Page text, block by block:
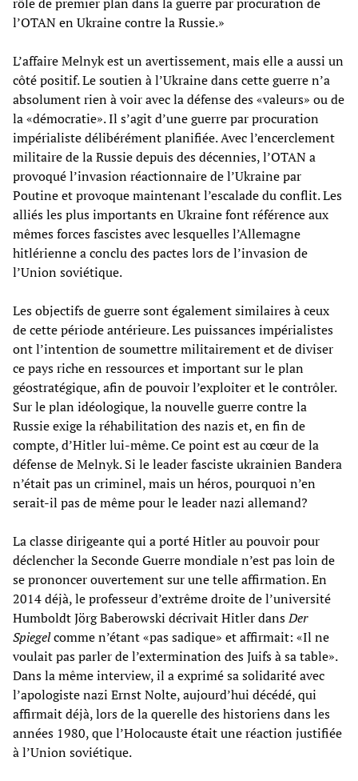
l’OTAN en Ukraine contre la Russie.»
L’affaire Melnyk est un avertissement, mais elle a aussi un
côté positif. Le soutien à l’Ukraine dans cette guerre n’a
absolument rien à voir avec la défense des «valeurs» ou de
la «démocratie». Il s’agit d’une guerre par procuration
impérialiste délibérément planifiée. Avec l’encerclement
militaire de la Russie depuis des décennies, l’OTAN a
provoqué l’invasion réactionnaire de l’Ukraine par
Poutine et provoque maintenant l’escalade du conflit. Les
alliés les plus importants en Ukraine font référence aux
mêmes forces fascistes avec lesquelles l’Allemagne
hitlérienne a conclu des pactes lors de l’invasion de
l’Union soviétique.
Les objectifs de guerre sont également similaires à ceux
de cette période antérieure. Les puissances impérialistes
ont l’intention de soumettre militairement et de diviser
ce pays riche en ressources et important sur le plan
géostratégique, afin de pouvoir l’exploiter et le contrôler.
Sur le plan idéologique, la nouvelle guerre contre la
Russie exige la réhabilitation des nazis et, en fin de
compte, d’Hitler lui-même. Ce point est au cœur de la
défense de Melnyk. Si le leader fasciste ukrainien Bandera
n’était pas un criminel, mais un héros, pourquoi n’en
serait-il pas de même pour le leader nazi allemand?
La classe dirigeante qui a porté Hitler au pouvoir pour
déclencher la Seconde Guerre mondiale n’est pas loin de
se prononcer ouvertement sur une telle affirmation. En
2014 déjà, le professeur d’extrême droite de l’université
Humboldt Jörg Baberowski décrivait Hitler dansDer
Spiegelcomme n’étant «pas sadique» et affirmait: «Il ne
voulait pas parler de l’extermination des Juifs à sa table».
Dans la même interview, il a exprimé sa solidarité avec
l’apologiste nazi Ernst Nolte, aujourd’hui décédé, qui
affirmait déjà, lors de la querelle des historiens dans les
années 1980, que l’Holocauste était une réaction justifiée
à l’Union soviétique.